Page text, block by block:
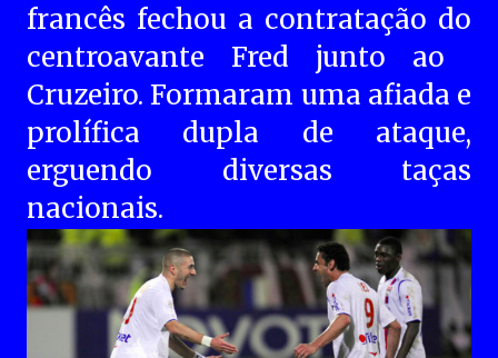
francês fechou a contratação do
centroavante Fred junto ao ​
Cruzeiro. Formaram uma afiada e
prolífica dupla de ataque,
erguendo diversas taças
nacionais.